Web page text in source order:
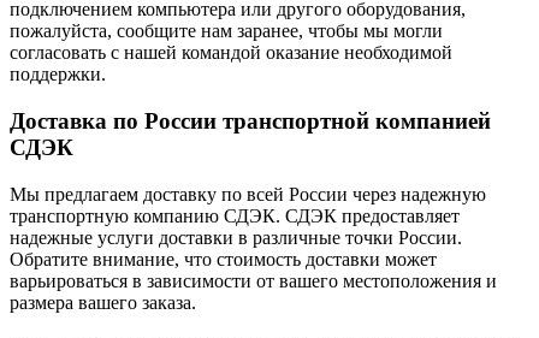
подключением компьютера или другого оборудования,
пожалуйста, сообщите нам заранее, чтобы мы могли
согласовать с нашей командой оказание необходимой
поддержки.
Доставка по России транспортной компанией
СДЭК
Мы предлагаем доставку по всей России через надежную
транспортную компанию СДЭК. СДЭК предоставляет
надежные услуги доставки в различные точки России.
Обратите внимание, что стоимость доставки может
варьироваться в зависимости от вашего местоположения и
размера вашего заказа.